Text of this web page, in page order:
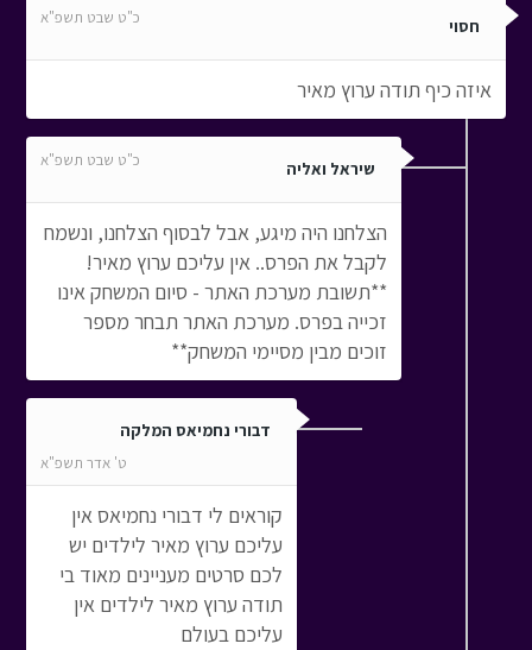
חסוי כ"ט שבט תשפ"א
איזה כיף תודה ערוץ מאיר
שיראל ואליה כ"ט שבט תשפ"א
הצלחנו היה מיגע, אבל לבסוף הצלחנו, ונשמח
לקבל את הפרס.. אין עליכם ערוץ מאיר!
**תשובת מערכת האתר - סיום המשחק אינו
זכייה בפרס. מערכת האתר תבחר מספר
זוכים מבין מסיימי המשחק**
דבורי נחמיאס המלקה
ט' אדר תשפ"א
קוראים לי דבורי נחמיאס אין
עליכם ערוץ מאיר לילדים יש
לכם סרטים מעניינים מאוד בי
תודה ערוץ מאיר לילדים אין
עליכם בעולם